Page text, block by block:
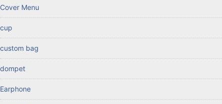
Cover Menu
cup
custom bag
dompet
Earphone